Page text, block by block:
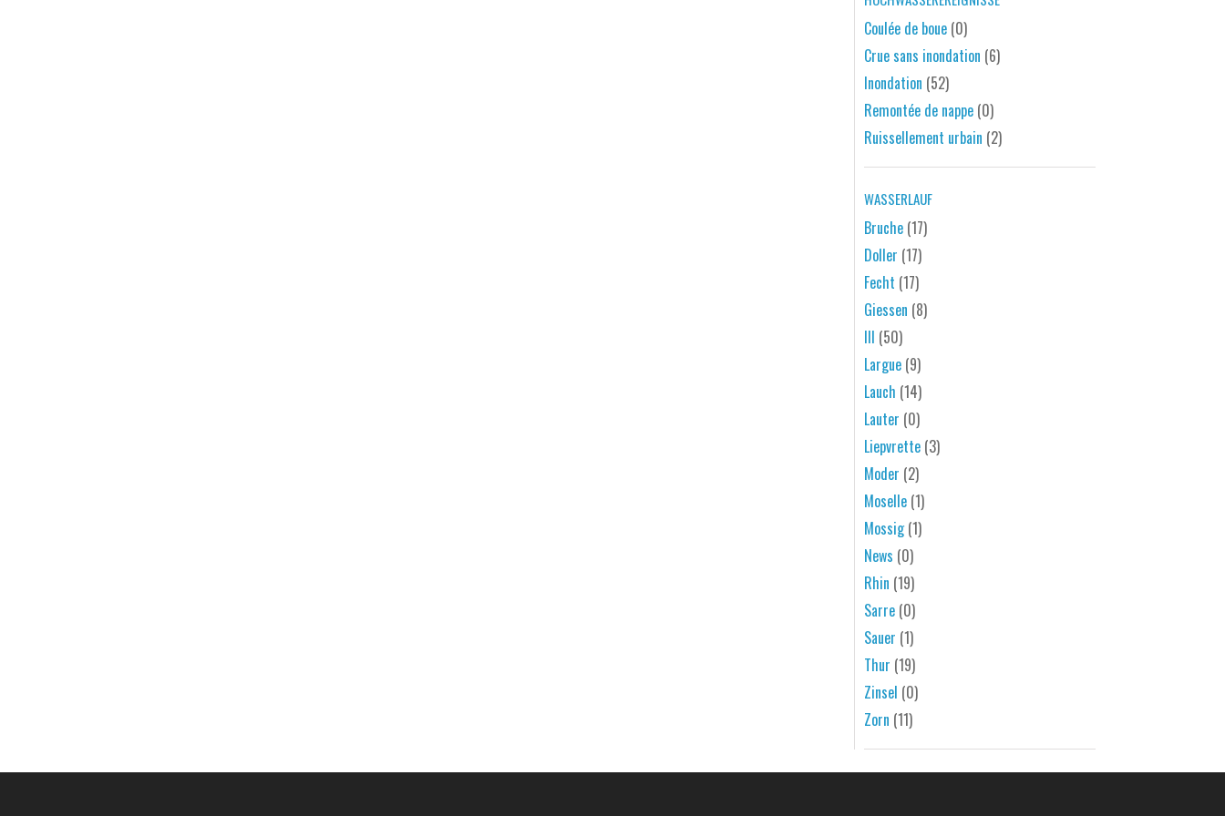
Coulée de boue (0)
Crue sans inondation (6)
Inondation (52)
Remontée de nappe (0)
Ruissellement urbain (2)
WASSERLAUF
Bruche (17)
Doller (17)
Fecht (17)
Giessen (8)
Ill (50)
Largue (9)
Lauch (14)
Lauter (0)
Liepvrette (3)
Moder (2)
Moselle (1)
Mossig(1)
News (0)
Rhin (19)
Sarre (0)
Sauer (1)
Thur (19)
Zinsel (0)
Zorn (11)